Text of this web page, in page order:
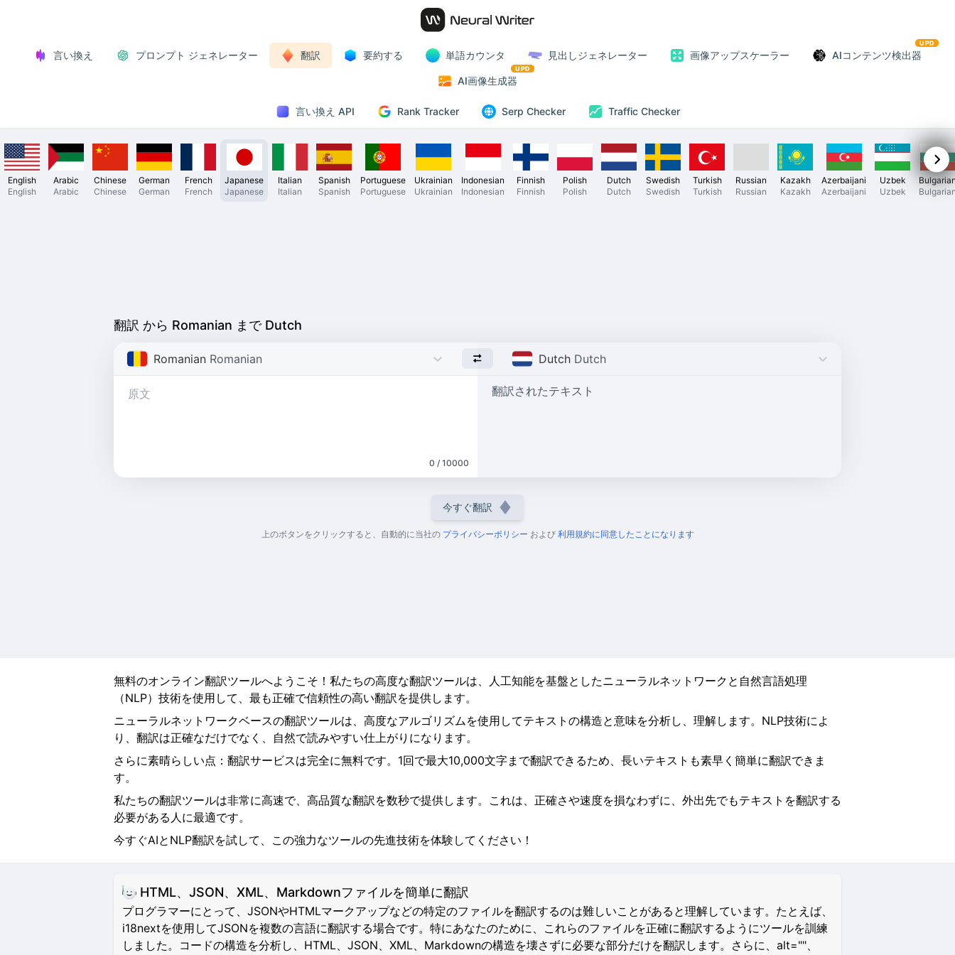
言い換え プロンプト ジェネレーター 翻訳 要約する 単語カウンタ 見出しジェネレーター 画像アップスケーラー AIコンテンツ検出器
UPD
AI画像生成器
UPD
言い換え API Rank Tracker Serp Checker Traffic Checker
English
English
Arabic
Arabic
Chinese
Chinese
German
German
French
French
Japanese
Japanese
Italian
Italian
Spanish
Spanish
Portuguese
Portuguese
Ukrainian
Ukrainian
Indonesian
Indonesian
Finnish
Finnish
Polish
Polish
Dutch
Dutch
Swedish
Swedish
Turkish
Turkish
Russian
Russian
Kazakh
Kazakh
Azerbaijani
Azerbaijani
Uzbek
Uzbek
翻訳 から Romanian まで Dutch
Romanian Romanian Dutch Dutch
0 / 10000
翻訳されたテキスト
今すぐ翻訳
上のボタンをクリックすると、自動的に当社の プライバシーポリシー および 利用規約に同意したことになります
無料のオンライン翻訳ツールへようこそ！私たちの高度な翻訳ツールは、人工知能を基盤としたニューラルネットワークと自然言語処理
（NLP）技術を使用して、最も正確で信頼性の高い翻訳を提供します。
ニューラルネットワークベースの翻訳ツールは、高度なアルゴリズムを使用してテキストの構造と意味を分析し、理解します。NLP技術によ
り、翻訳は正確なだけでなく、自然で読みやすい仕上がりになります。
さらに素晴らしい点：翻訳サービスは完全に無料です。1回で最大10,000文字まで翻訳できるため、長いテキストも素早く簡単に翻訳できま
す。
私たちの翻訳ツールは非常に高速で、高品質な翻訳を数秒で提供します。これは、正確さや速度を損なわずに、外出先でもテキストを翻訳する
必要がある人に最適です。
今すぐAIとNLP翻訳を試して、この強力なツールの先進技術を体験してください！
HTML、JSON、XML、Markdownファイルを簡単に翻訳
プログラマーにとって、JSONやHTMLマークアップなどの特定のファイルを翻訳するのは難しいことがあると理解しています。たとえば、
i18nextを使用してJSONを複数の言語に翻訳する場合です。特にあなたのために、これらのファイルを正確に翻訳するようにツールを訓練
しました。コードの構造を分析し、HTML、JSON、XML、Markdownの構造を壊さずに必要な部分だけを翻訳します。さらに、alt=""、